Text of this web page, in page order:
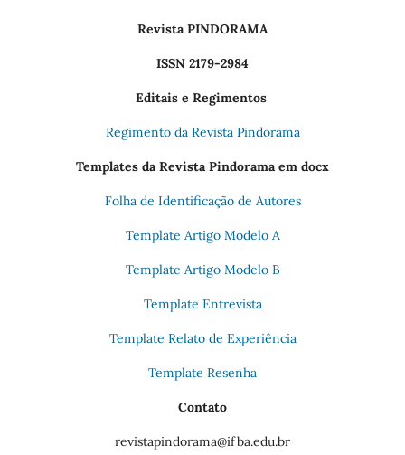
Revista PINDORAMA
ISSN 2179-2984
Editais e Regimentos
Regimento da Revista Pindorama
Templates da Revista Pindorama em docx
Folha de Identificação de Autores
Template Artigo Modelo A
Template Artigo Modelo B
Template Entrevista
Template Relato de Experiência
Template Resenha
Contato
revistapindorama@ifba.edu.br